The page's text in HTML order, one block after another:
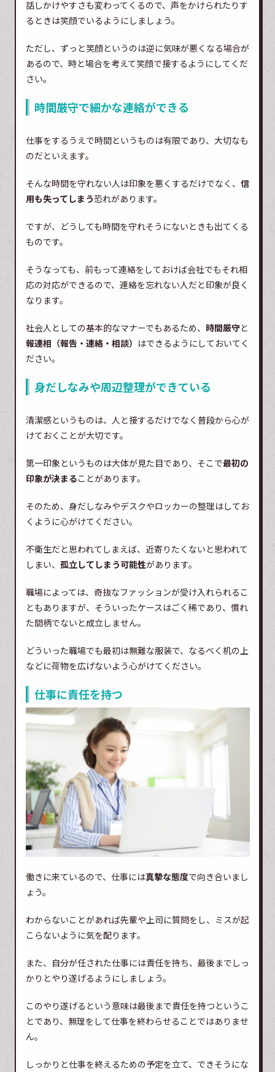
話しかけやすさも変わってくるので、声をかけられたりす
るときは笑顔でいるようにしましょう。
ただし、ずっと笑顔というのは逆に気味が悪くなる場合が
あるので、時と場合を考えて笑顔で接するようにしてくだ
さい。
時間厳守で細かな連絡ができる
仕事をするうえで時間というものは有限であり、大切なも
のだといえます。
そんな時間を守れない人は印象を悪くするだけでなく、 信
用も失ってしまう恐れがあります。
ですが、どうしても時間を守れそうにないときも出てくる
ものです。
そうなっても、前もって連絡をしておけば会社でもそれ相
応の対応ができるので、連絡を忘れない人だと印象が良く
なります。
社会人としての基本的なマナーでもあるため、 時間厳守と
報連相（報告・連絡・相談） はできるようにしておいてく
ださい。
身だしなみや周辺整理ができている
清潔感というものは、人と接するだけでなく普段から心が
けておくことが大切です。
第一印象というものは大体が見た目であり、そこで最初の
印象が決まることがあります。
そのため、身だしなみやデスクやロッカーの整理はしてお
くように心がけてください。
不衛生だと思われてしまえば、近寄りたくないと思われて
しまい、 孤立してしまう可能性があります。
職場によっては、奇抜なファッションが受け入れられるこ
ともありますが、そういったケースはごく稀であり、慣れ
た間柄でないと成立しません。
どういった職場でも最初は無難な服装で、なるべく机の上
などに荷物を広げないよう心がけてください。
仕事に責任を持つ
働きに来ているので、仕事には真摯な態度で向き合いまし
ょう。
わからないことがあれば先輩や上司に質問をし、ミスが起
こらないように気を配ります。
また、自分が任された仕事には責任を持ち、最後までしっ
かりとやり遂げるようにしましょう。
このやり遂げるという意味は最後まで責任を持つというこ
とであり、無理をして仕事を終わらせることではありませ
ん。
しっかりと仕事を終えるための予定を立て、できそうにな